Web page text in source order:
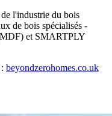
l'industrie du bois
de bois spécialisés -
et SMARTPLY
beyondzerohomes.co.uk